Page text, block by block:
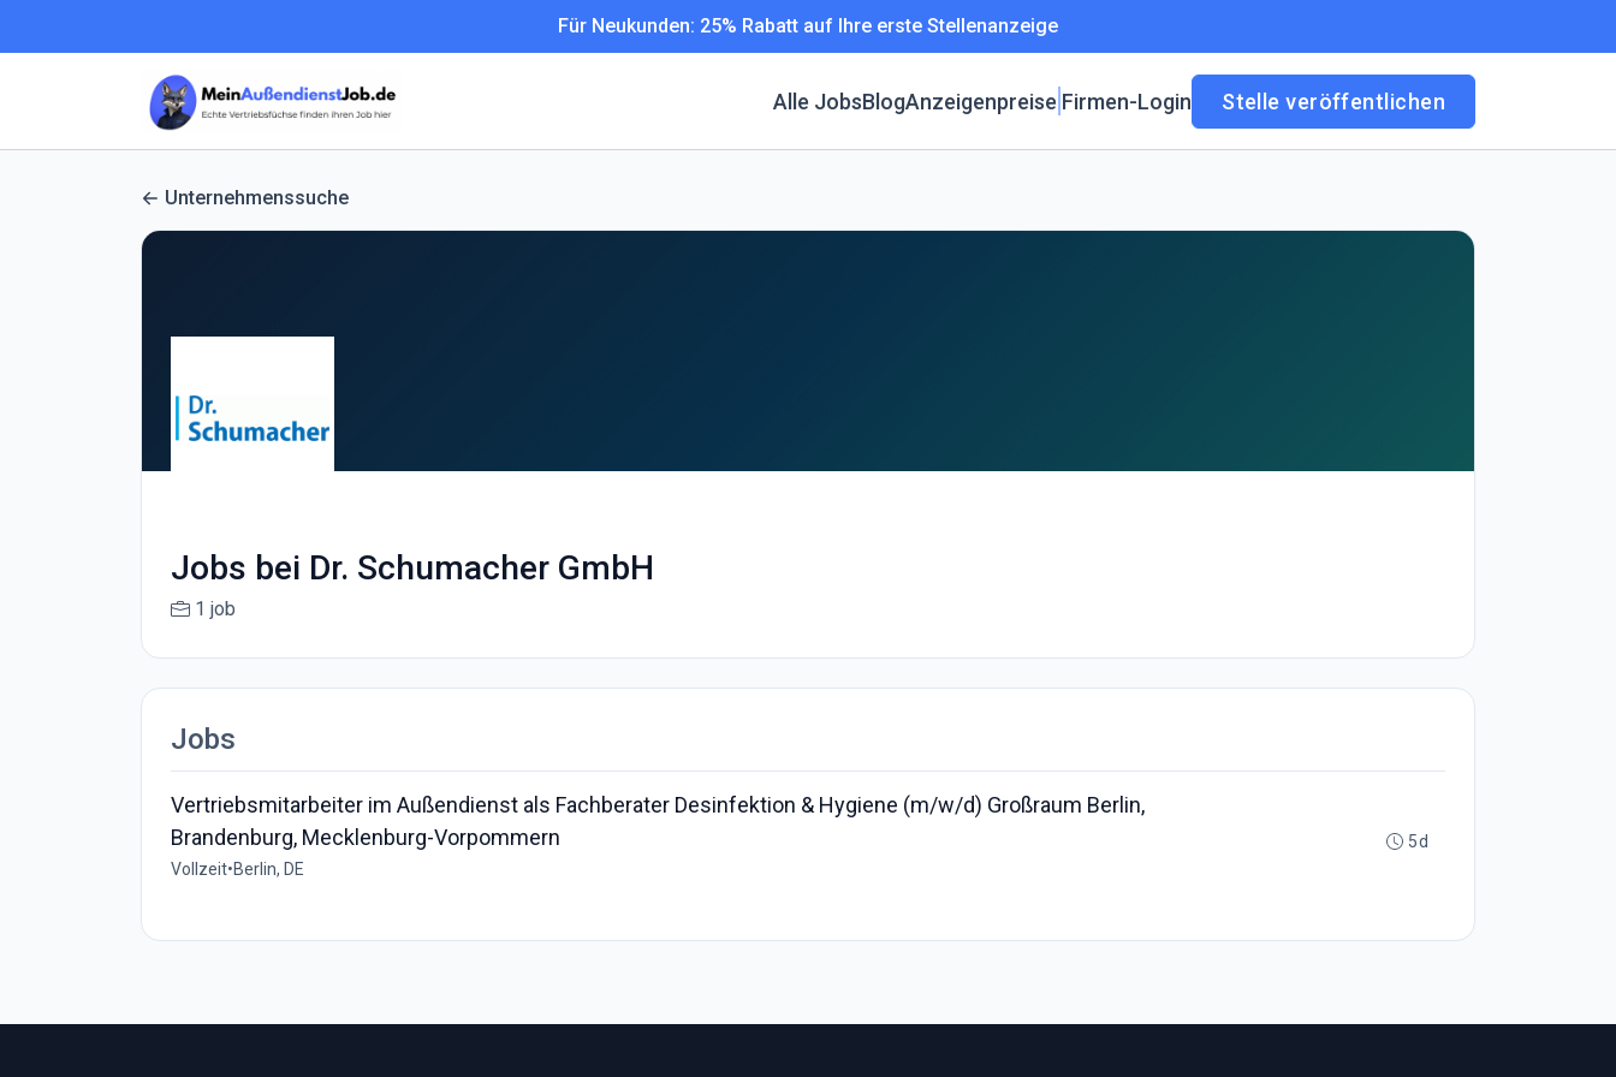
Für Neukunden: 25% Rabatt auf Ihre erste Stellenanzeige
Alle JobsBlogAnzeigenpreise Firmen-Login Stelle veröffentlichen
Unternehmenssuche
Jobs bei Dr. Schumacher GmbH
1 job
Jobs
Vertriebsmitarbeiter im Außendienst als Fachberater Desinfektion & Hygiene (m/w/d) Großraum Berlin,
Brandenburg, Mecklenburg-Vorpommern
Vollzeit•Berlin, DE
5d